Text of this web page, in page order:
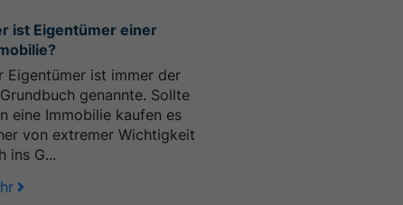
ist Eigentümer einer
Eigentümer ist immer der
genannte. Sollte
eine Immobilie kaufen es
von extremer Wichtigkeit
ins G...